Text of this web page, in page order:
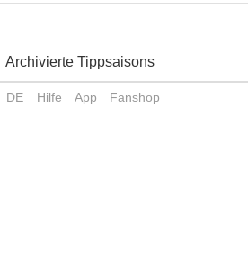
Archivierte Tippsaisons
DE Hilfe App Fanshop